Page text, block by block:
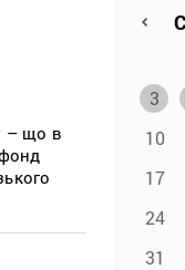
– що в
3
10
17
24
31